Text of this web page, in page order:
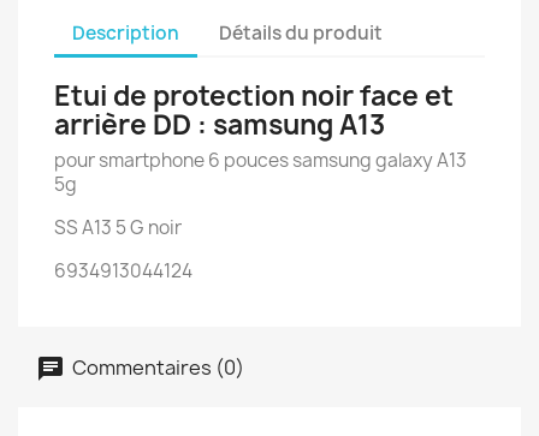
Description Détails du produit
Etui de protection noir face et
arrière DD : samsung A13
pour smartphone 6 pouces samsung galaxy A13
5g
SS A13 5 G noir
6934913044124
Commentaires (0)